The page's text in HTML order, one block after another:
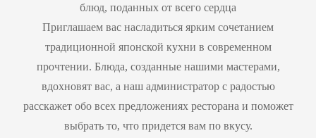
блюд, поданных от всего сердца
Приглашаем вас насладиться ярким сочетанием
традиционной японской кухни в современном
прочтении. Блюда, созданные нашими мастерами,
вдохновят вас, а наш администратор с радостью
расскажет обо всех предложениях ресторана и поможет
выбрать то, что придется вам по вкусу.